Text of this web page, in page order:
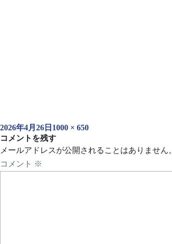
投
稿
日:
2026年4月26日 フ
ル
サ
ズ
1000 × 650
コメントを残す
メールアドレスが公開されることはありません。
コメント ※